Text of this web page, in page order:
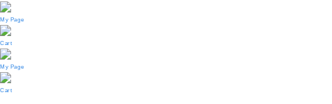
My Page
Cart
My Page
Cart